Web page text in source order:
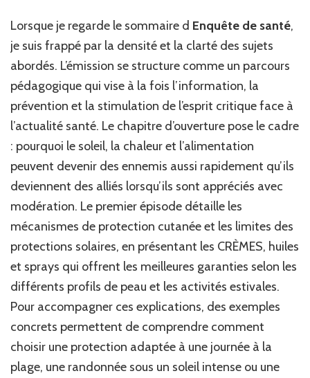
Lorsque je regarde le sommaire d Enquête de santé,
je suis frappé par la densité et la clarté des sujets
abordés. L’émission se structure comme un parcours
pédagogique qui vise à la fois l’information, la
prévention et la stimulation de l’esprit critique face à
l’actualité santé. Le chapitre d’ouverture pose le cadre
: pourquoi le soleil, la chaleur et l’alimentation
peuvent devenir des ennemis aussi rapidement qu’ils
deviennent des alliés lorsqu’ils sont appréciés avec
modération. Le premier épisode détaille les
mécanismes de protection cutanée et les limites des
protections solaires, en présentant les CRÈMES, huiles
et sprays qui offrent les meilleures garanties selon les
différents profils de peau et les activités estivales.
Pour accompagner ces explications, des exemples
concrets permettent de comprendre comment
choisir une protection adaptée à une journée à la
plage, une randonnée sous un soleil intense ou une